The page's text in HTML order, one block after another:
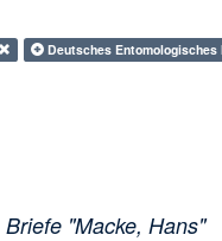
Deutsches
Briefe "Macke, Hans"